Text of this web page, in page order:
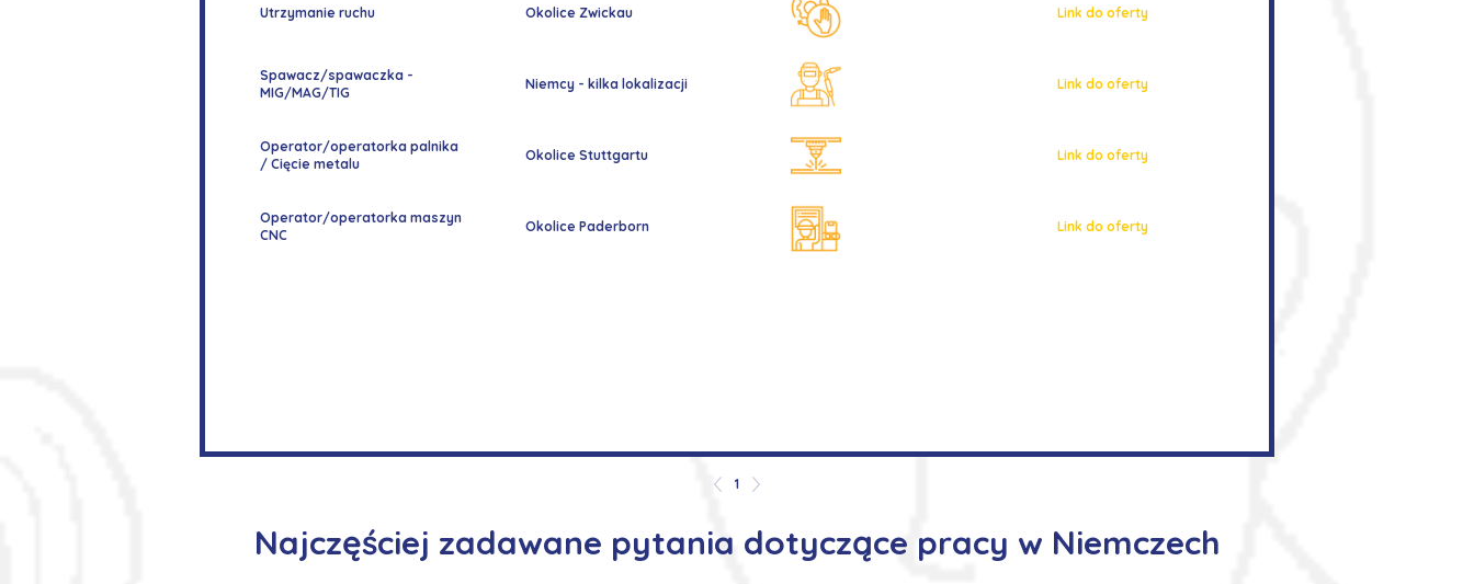
Utrzymanie ruchu Okolice Zwickau Link do oferty
Spawacz/spawaczka -
MIG/MAG/TIG
Niemcy - kilka lokalizacji Link do oferty
Operator/operatorka palnika
/ Cięcie metalu
Okolice Stuttgartu Link do oferty
Operator/operatorka maszyn
CNC
Okolice Paderborn Link do oferty
1
Najczęściej zadawane pytania dotyczące pracy w Niemczech